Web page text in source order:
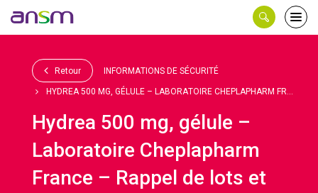
le
Retour INFORMATIONS DE SÉCURITÉ
HYDREA 500 MG, GÉLULE – LABORATOIRE CHEPLAPHARM FR...
Hydrea 500 mg, gélule –
Laboratoire Cheplapharm
France – Rappel de lots et